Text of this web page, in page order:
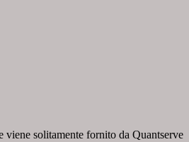
viene solitamente fornito da Quantserve